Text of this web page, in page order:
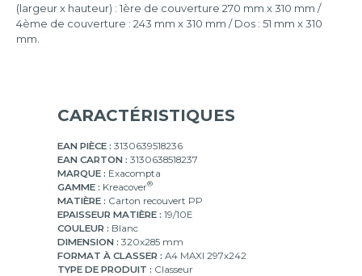
(largeur x hauteur) : 1ère de couverture 270 mm x 310 mm /
4ème de couverture : 243 mm x 310 mm / Dos : 51 mm x 310
mm.
CARACTÉRISTIQUES
EAN PIÈCE : 3130639518236
EAN CARTON : 3130638518237
MARQUE : Exacompta
GAMME : Kreacover®
MATIÈRE : Carton recouvert PP
EPAISSEUR MATIÈRE : 19/10E
COULEUR : Blanc
DIMENSION : 320x285 mm
FORMAT À CLASSER : A4 MAXI 297x242
TYPE DE PRODUIT : Classeur